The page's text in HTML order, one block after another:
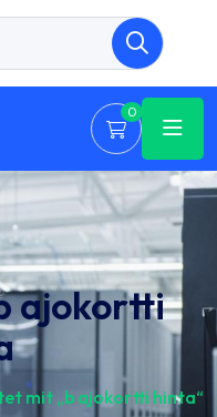
0
ajokortti
mit „b ajokortti hinta“